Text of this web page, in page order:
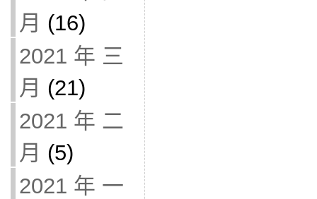
月 (16)
2021 年 三
月 (21)
2021 年 二
月 (5)
2021 年 一